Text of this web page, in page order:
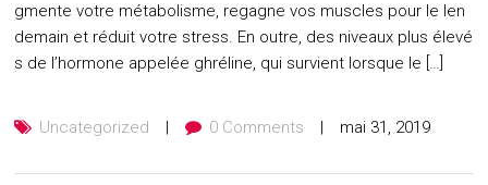
gmente votre métabolisme, regagne vos muscles pour le len
demain et réduit votre stress. En outre, des niveaux plus élevé
s de l’hormone appelée ghréline, qui survient lorsque le […]
Uncategorized 0 Comments mai 31, 2019